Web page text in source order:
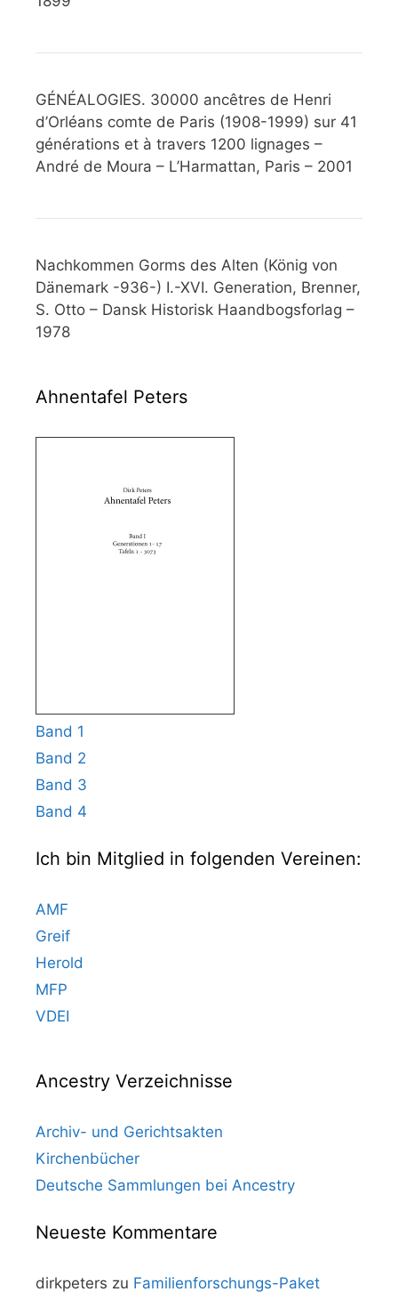
GÉNÉALOGIES. 30000 ancêtres de Henri
d’Orléans comte de Paris (1908-1999) sur 41
générations et à travers 1200 lignages –
André de Moura – L’Harmattan, Paris – 2001
Nachkommen Gorms des Alten (König von
Dänemark -936-) I.-XVI. Generation, Brenner,
S. Otto – Dansk Historisk Haandbogsforlag –
1978
Ahnentafel Peters
Band 1
Band 2
Band 3
Band 4
Ich bin Mitglied in folgenden Vereinen:
AMF
Greif
Herold
MFP
VDEI
Ancestry Verzeichnisse
Archiv- und Gerichtsakten
Kirchenbücher
Deutsche Sammlungen bei Ancestry
Neueste Kommentare
dirkpeters zu Familienforschungs-Paket